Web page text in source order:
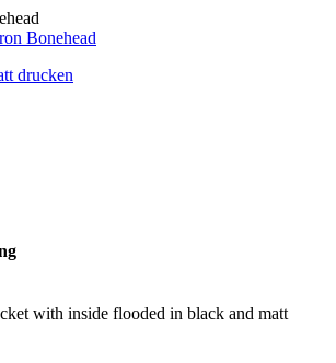
Bonehead
drucken
with inside flooded in black and matt